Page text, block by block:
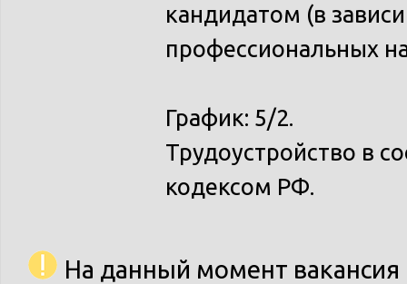
кандидатом (в
профессиональных
График: 5/2.
Трудоустройство в
кодексом РФ.
На данный момент вакансия